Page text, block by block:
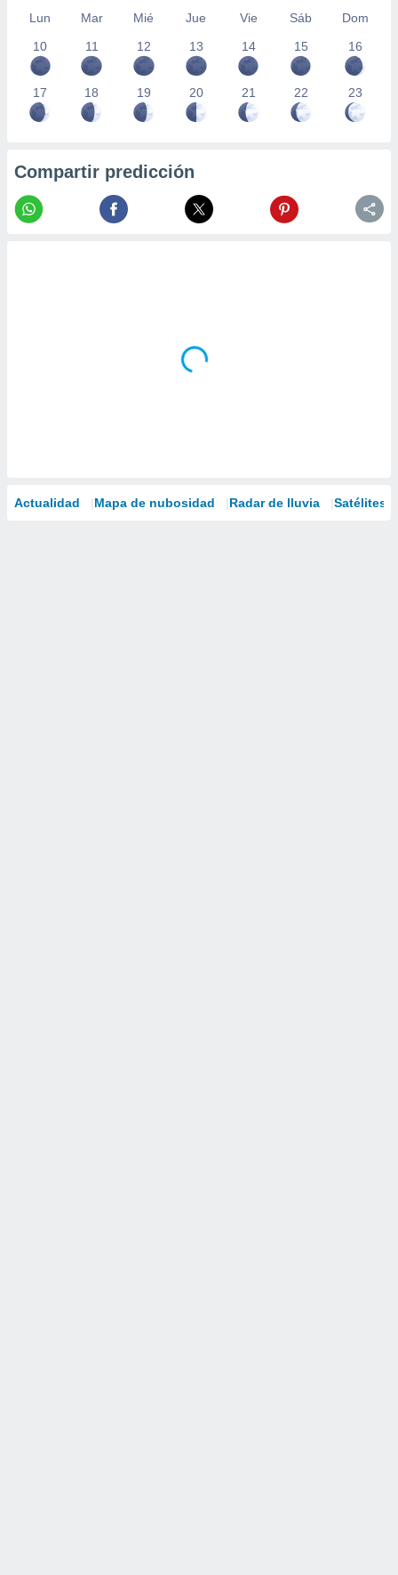
Lun Mar Mié Jue Vie Sáb
Dom
10
11 12 13 14 15 16
17 18 19 20 21 22 23
Compartir predicción
Actualidad Mapa de nubosidad Radar de lluvia Satélites